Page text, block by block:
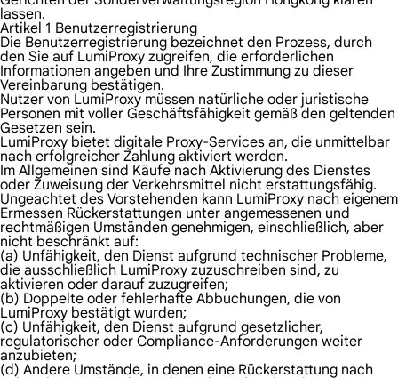
lassen.
Artikel 1 Benutzerregistrierung
Die Benutzerregistrierung bezeichnet den Prozess, durch
den Sie auf LumiProxy zugreifen, die erforderlichen
Informationen angeben und Ihre Zustimmung zu dieser
Vereinbarung bestätigen.
Nutzer von LumiProxy müssen natürliche oder juristische
Personen mit voller Geschäftsfähigkeit gemäß den geltenden
Gesetzen sein.
LumiProxy bietet digitale Proxy-Services an, die unmittelbar
nach erfolgreicher Zahlung aktiviert werden.
Im Allgemeinen sind Käufe nach Aktivierung des Dienstes
oder Zuweisung der Verkehrsmittel nicht erstattungsfähig.
Ungeachtet des Vorstehenden kann LumiProxy nach eigenem
Ermessen Rückerstattungen unter angemessenen und
rechtmäßigen Umständen genehmigen, einschließlich, aber
nicht beschränkt auf:
(a) Unfähigkeit, den Dienst aufgrund technischer Probleme,
die ausschließlich LumiProxy zuzuschreiben sind, zu
aktivieren oder darauf zuzugreifen;
(b) Doppelte oder fehlerhafte Abbuchungen, die von
LumiProxy bestätigt wurden;
(c) Unfähigkeit, den Dienst aufgrund gesetzlicher,
regulatorischer oder Compliance-Anforderungen weiter
anzubieten;
(d) Andere Umstände, in denen eine Rückerstattung nach